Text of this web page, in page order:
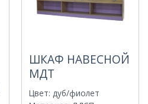
ШКАФ НАВЕСНОЙ
МДТ
Цвет:дуб/фиолет